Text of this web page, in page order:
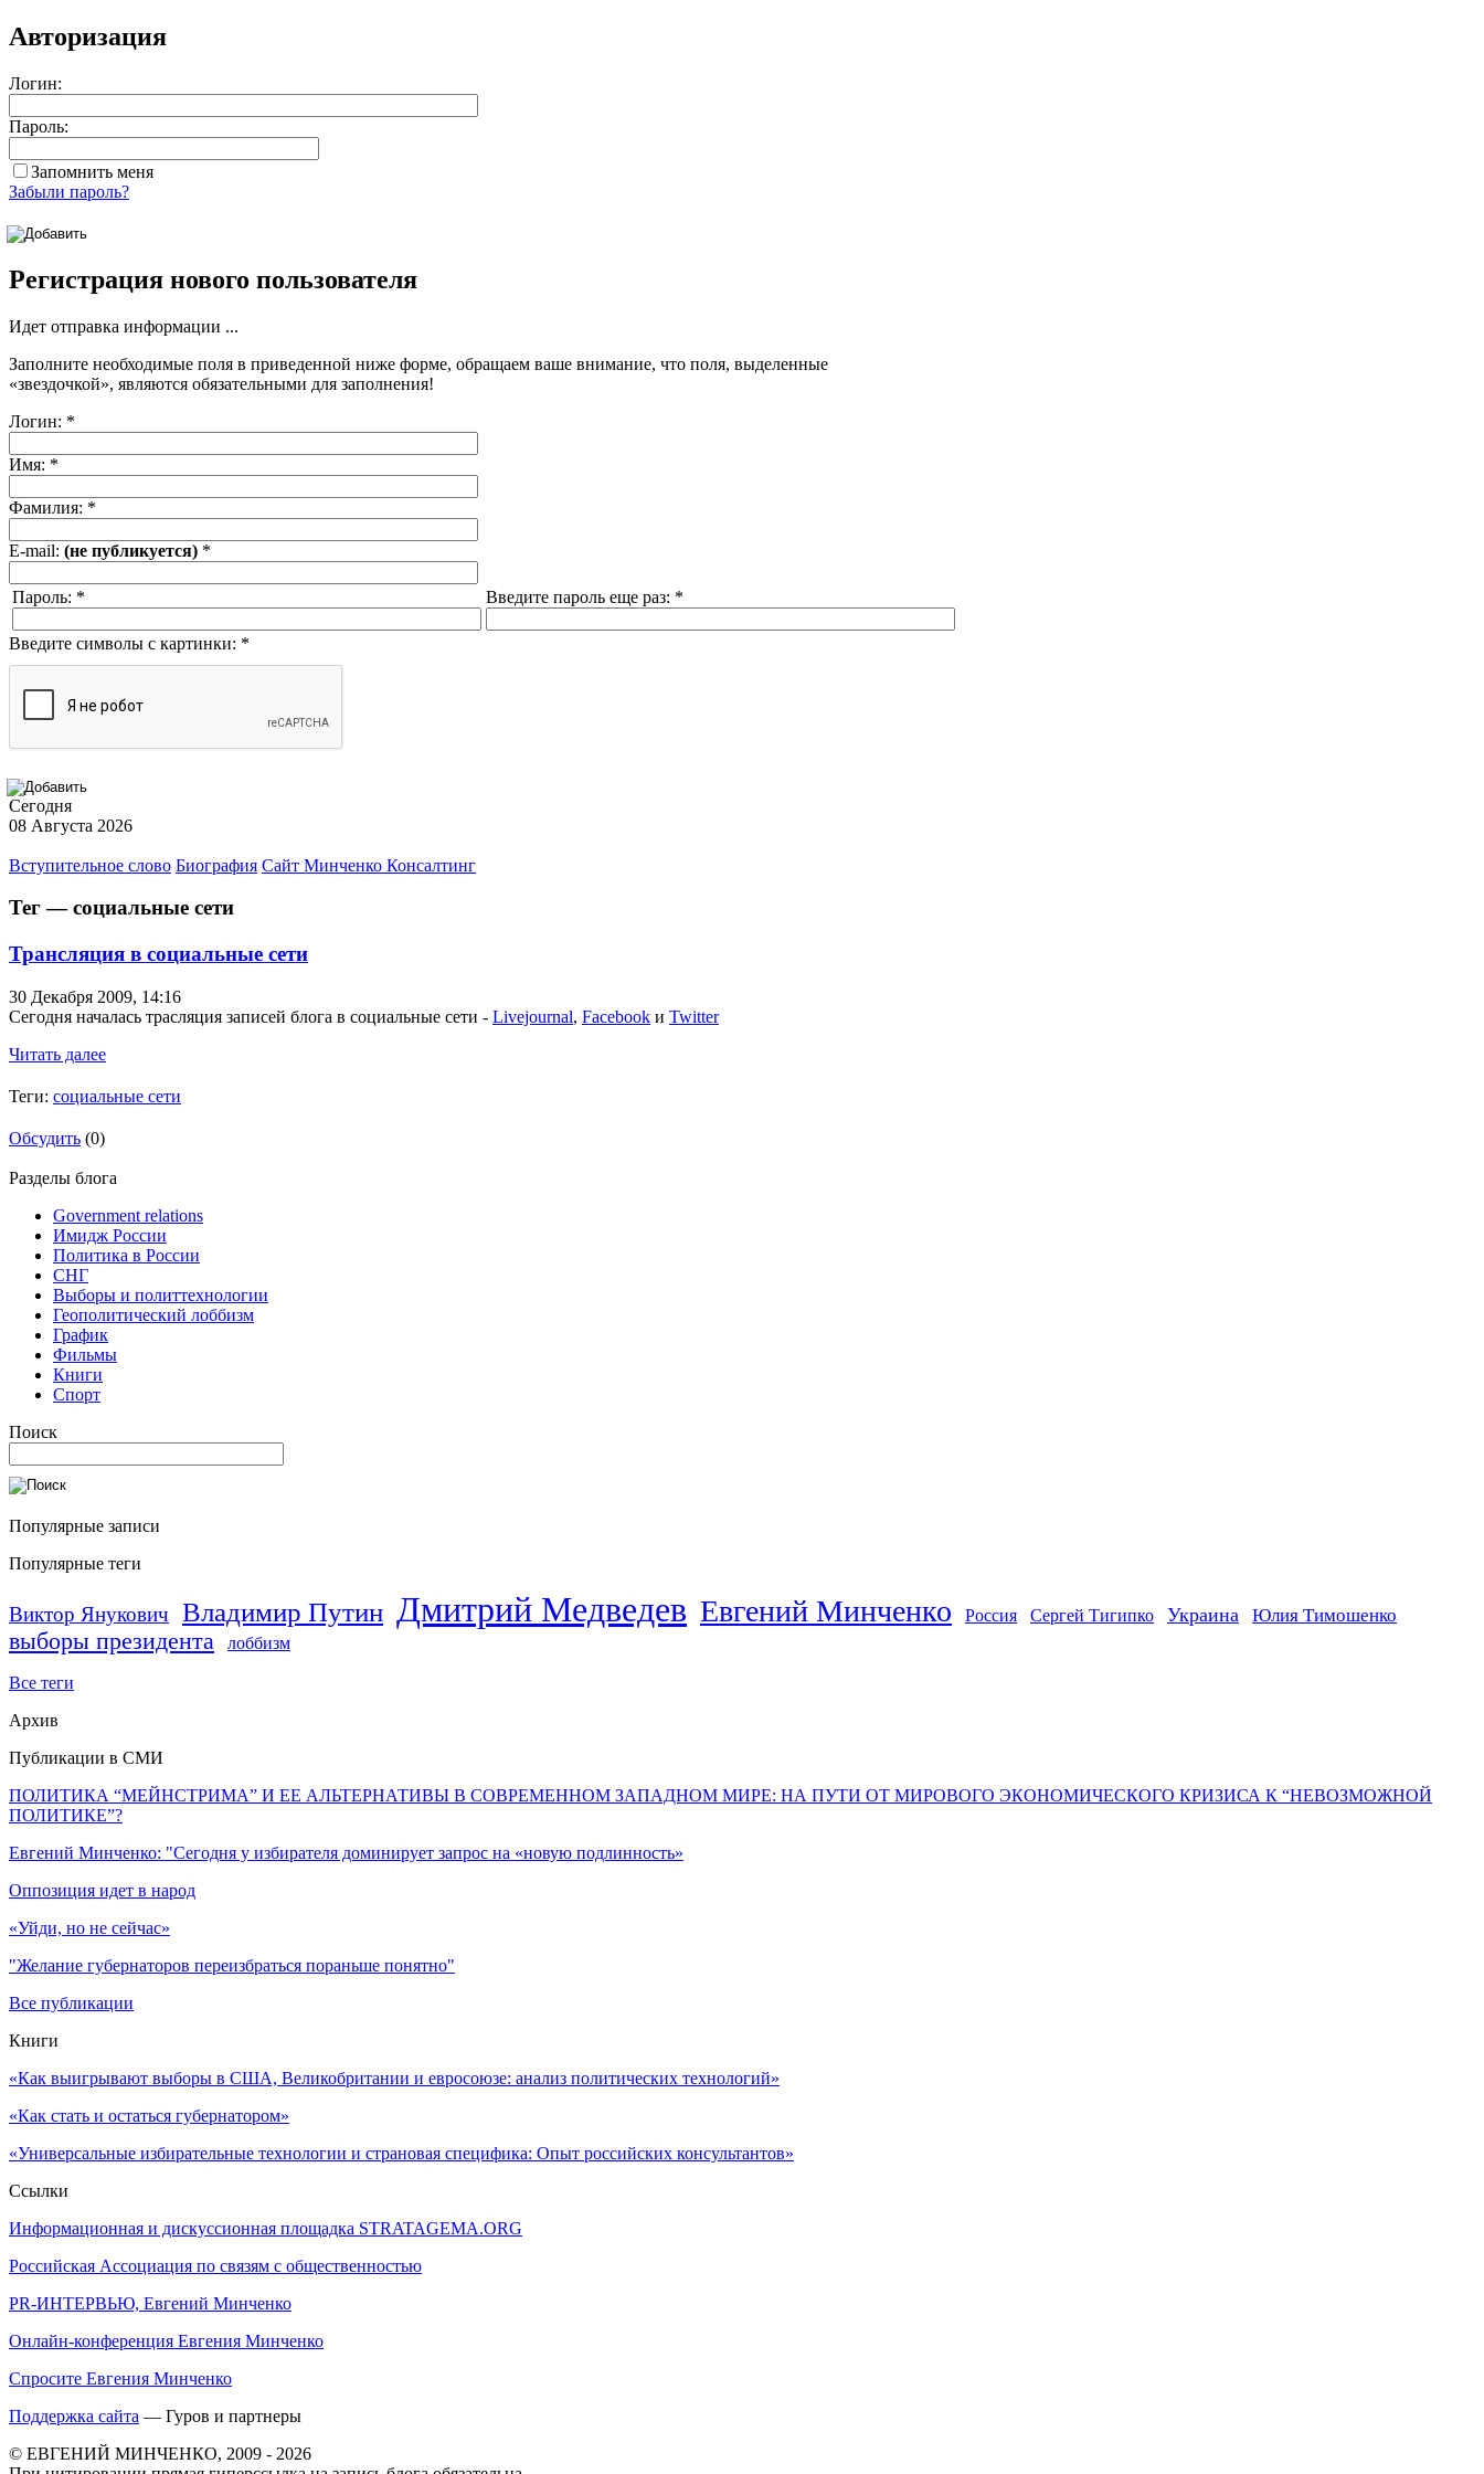
Авторизация
Логин:
Пароль:
Запомнить меня
Забыли пароль?
Регистрация нового пользователя
Идет отправка информации ...
Заполните необходимые поля в приведенной ниже форме, обращаем ваше внимание, что поля, выделенные
«звездочкой», являются обязательными для заполнения!
Логин: *
Имя: *
Фамилия: *
E-mail: (не публикуется) *
Пароль: * Введите пароль еще раз: *
Введите символы с картинки: *
Сегодня
08 Августа 2026
Вступительное слово Биография Сайт Минченко Консалтинг
Тег — социальные сети
Трансляция в социальные сети
30 Декабря 2009, 14:16
Сегодня началась трасляция записей блога в социальные сети - Livejournal, Facebook и Twitter
Читать далее
Теги: социальные сети
Обсудить (0)
Разделы блога
Government relations
Имидж России
Политика в России
СНГ
Выборы и политтехнологии
Геополитический лоббизм
График
Фильмы
Книги
Спорт
Поиск
Популярные записи
Популярные теги
Виктор Янукович Владимир Путин Дмитрий Медведев Евгений Минченко Россия Сергей Тигипко Украина Юлия Тимошенко
выборы президента лоббизм
Все теги
Архив
Публикации в СМИ
ПОЛИТИКА “МЕЙНСТРИМА” И ЕЕ АЛЬТЕРНАТИВЫ В СОВРЕМЕННОМ ЗАПАДНОМ МИРЕ: НА ПУТИ ОТ МИРОВОГО ЭКОНОМИЧЕСКОГО КРИЗИСА К “НЕВОЗМОЖНОЙ
ПОЛИТИКЕ”?
Евгений Минченко: "Сегодня у избирателя доминирует запрос на «новую подлинность»
Оппозиция идет в народ
«Уйди, но не сейчас»
"Желание губернаторов переизбраться пораньше понятно"
Все публикации
Книги
«Как выигрывают выборы в США, Великобритании и евросоюзе: анализ политических технологий»
«Как стать и остаться губернатором»
«Универсальные избирательные технологии и страновая специфика: Опыт российских консультантов»
Ссылки
Информационная и дискуссионная площадка STRATAGEMA.ORG
Российская Ассоциация по связям с общественностью
PR-ИНТЕРВЬЮ, Евгений Минченко
Онлайн-конференция Евгения Минченко
Спросите Евгения Минченко
Поддержка сайта — Гуров и партнеры
© ЕВГЕНИЙ МИНЧЕНКО, 2009 - 2026